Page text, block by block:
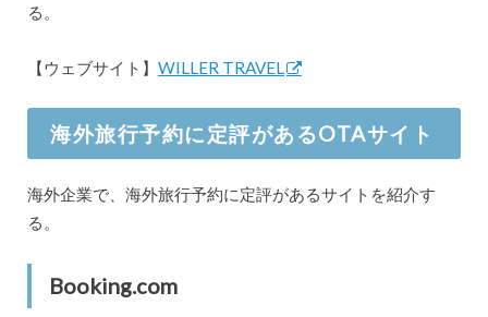
る。
【ウェブサイト】 WILLER TRAVEL
海外旅行予約に定評があるOTAサイト
海外企業で、海外旅行予約に定評があるサイトを紹介す
る。
Booking.com